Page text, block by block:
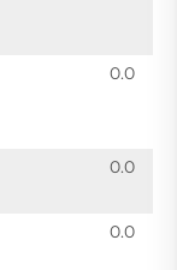
0.0
0.0
0.0